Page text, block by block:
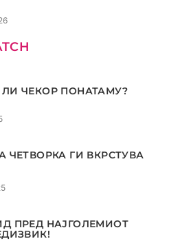
ЧЕКОР ПОНАТАМУ?
ЧЕТВОРКА ГИ ВКРСТУВА
ПРЕД НАЈГОЛЕМИОТ